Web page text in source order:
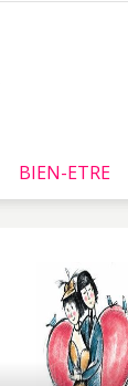
BIEN-ETRE